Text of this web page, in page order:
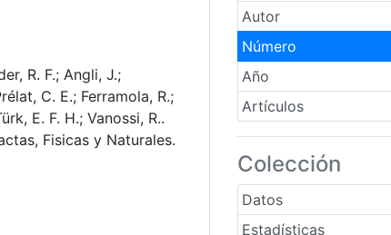
Autor
Número
Año
Artículos
Colección
Datos
Estadísticas
R. F.; Angli, J.;
C. E.; Ferramola, R.;
E. F. H.; Vanossi, R..
Fisicas y Naturales.